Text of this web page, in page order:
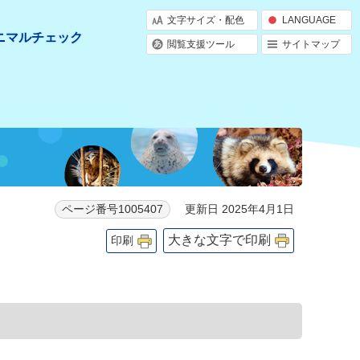
マルチェック
文字サイズ・配色 LANGUAGE
閲覧支援ツール サイトマップ
ページ番号1005407 更新日 2025年4月1日
印刷 大きな文字で印刷